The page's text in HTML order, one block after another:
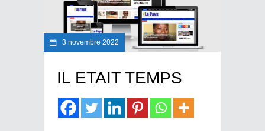
3 novembre 2022
IL ETAIT TEMPS